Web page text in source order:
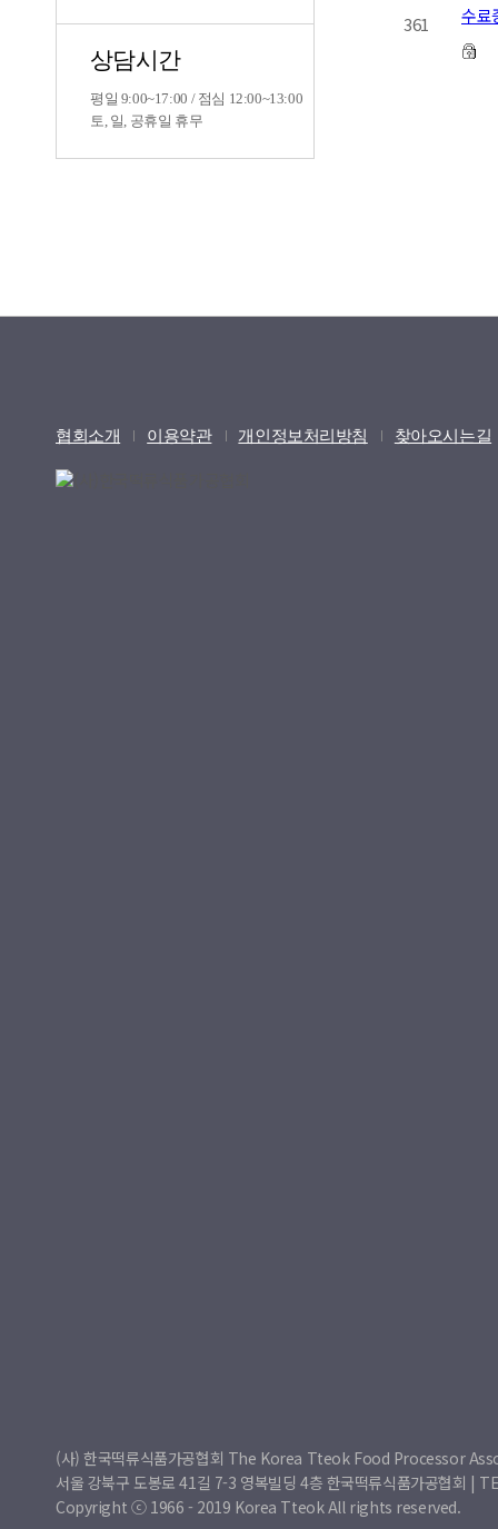
상담시간
평일 9:00~17:00 / 점심 12:00~13:00
토, 일, 공휴일 휴무
361 수료
협회소개 이용약관 개인정보처리방침 찾아오시는길
(사) 한국떡류식품가공협회 The Korea Tteok Food Processor
서울 강북구 도봉로 41길 7-3 영복빌딩 4층 한국떡류식품가공협회 |
Copyright ⓒ 1966 - 2019 Korea Tteok All rights reserved.